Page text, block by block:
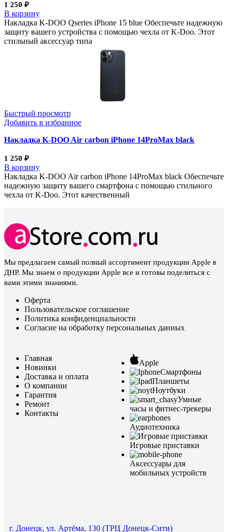
1 250 ₽
В корзину
Накладка K-DOO Qseries iPhone 15 blue Обеспечьте надежную
защиту вашего устройства с помощью чехла от K-Doo. Этот
стильный аксессуар типа
Быстрый просмотр
Добавить в избранное
Накладка K-DOO Air carbon iPhone 14ProMax black
1 250 ₽
В корзину
Накладка K-DOO Air carbon iPhone 14ProMax black Обеспечьте
надежную защиту вашего смартфона с помощью стильного
чехла от K-Doo. Этот качественный
Мы предлагаем самый полный ассортимент продукции Apple в
ДНР. Мы знаем о продукции Apple все и готовы поделиться с
вами этими знаниями.
Оферта
Пользовательское соглашение
Политика конфиденциальности
Согласие на обработку персональных данных
Главная
Новинки
Доставка и оплата
О компании
Гарантия
Ремонт
Контакты
Apple
Смартфоны
Планшеты
Ноутбуки
Умные
часы и фитнес-трекеры
Аудиотехника
Игровые приставки
Аксессуары для
мобильных устройств
г. Донецк, ул. Артёма, 130 (ТРЦ Донецк-Сити)